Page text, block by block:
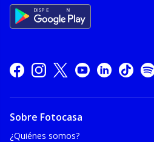
Sobre Fotocasa
¿Quiénes somos?